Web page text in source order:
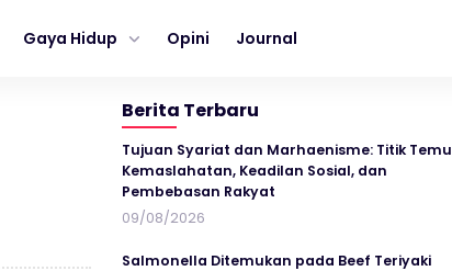
Gaya Hidup Opini Journal
Berita Terbaru
Tujuan Syariat dan Marhaenisme: Titik Temu
Kemaslahatan, Keadilan Sosial, dan
Pembebasan Rakyat
09/08/2026
Salmonella Ditemukan pada Beef Teriyaki